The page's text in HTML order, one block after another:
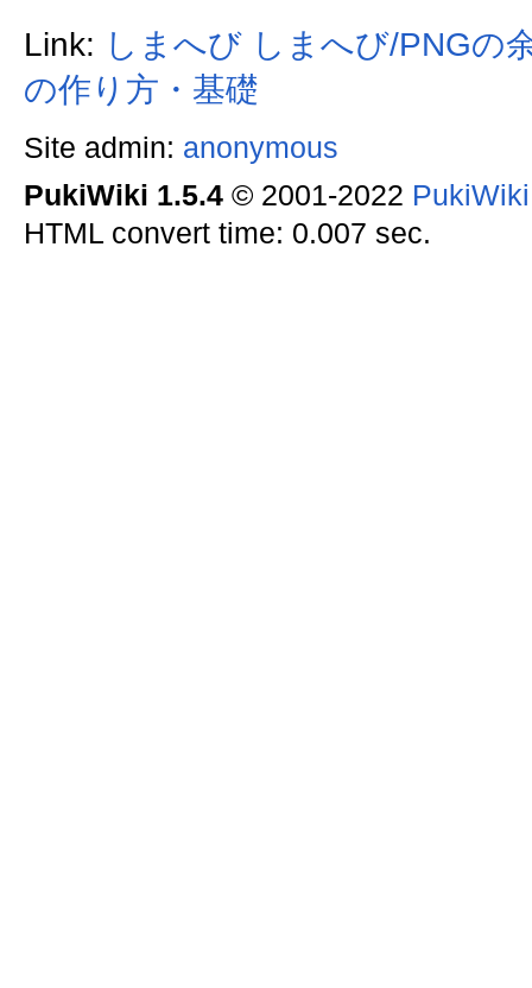
Link: しまへび しまへび/PNGの
の作り方・基礎
Site admin: anonymous
PukiWiki 1.5.4© 2001-2022
HTML convert time: 0.007 sec.